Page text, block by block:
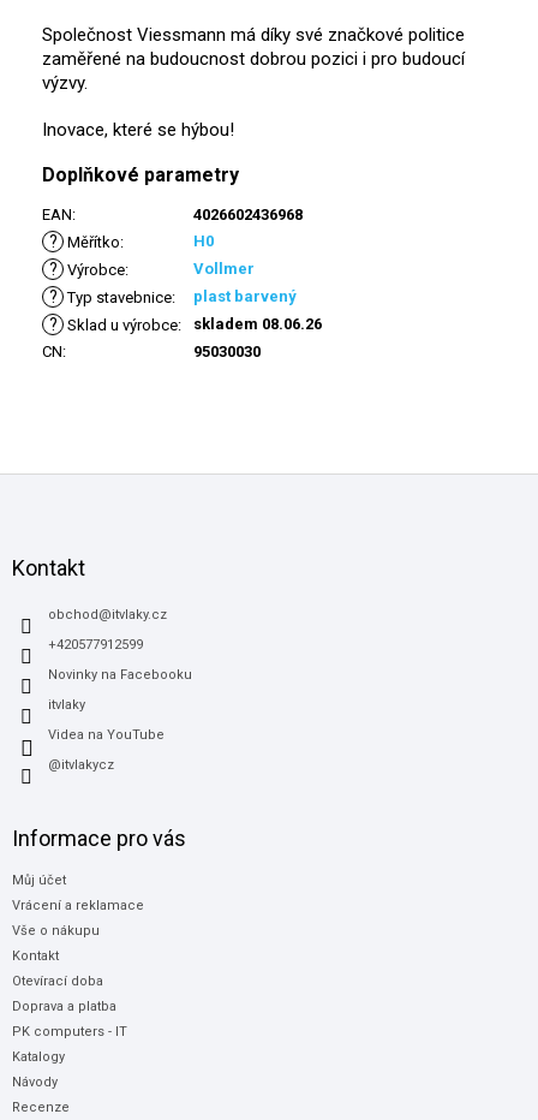
Společnost Viessmann má díky své značkové politice
zaměřené na budoucnost dobrou pozici i pro budoucí
výzvy.
Inovace, které se hýbou!
Doplňkové parametry
EAN: 4026602436968
? Měřítko: H0
? Výrobce: Vollmer
? Typ stavebnice: plast barvený
? Sklad u výrobce:
skladem 08.06.26
CN: 95030030
Kontakt
obchod@itvlaky.cz
+420577912599
Novinky na Facebooku
itvlaky
Videa na YouTube
@itvlakycz
Informace pro vás
Můj účet
Vrácení a reklamace
Vše o nákupu
Kontakt
Otevírací doba
Doprava a platba
PK computers - IT
Katalogy
Návody
Recenze